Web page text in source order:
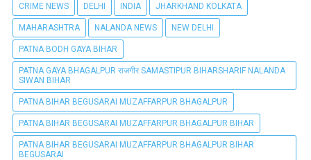
CRIME NEWS DELHI INDIA JHARKHAND KOLKATA
MAHARASHTRA NALANDA NEWS NEW DELHI
PATNA BODH GAYA BIHAR
PATNA GAYA BHAGALPUR राजगीर SAMASTIPUR BIHARSHARIF NALANDA
SIWAN BIHAR
PATNA BIHAR BEGUSARAI MUZAFFARPUR BHAGALPUR
PATNA BIHAR BEGUSARAI MUZAFFARPUR BHAGALPUR BIHAR
PATNA BIHAR BEGUSARAI MUZAFFARPUR BHAGALPUR BIHAR
BEGUSARAI